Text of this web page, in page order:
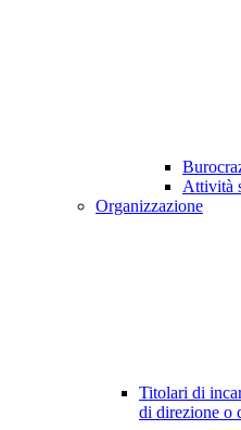
Attività
Organizzazione
Titolari di
di direzione o